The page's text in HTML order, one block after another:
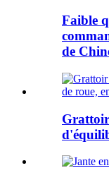
Faible
de
Grattoir